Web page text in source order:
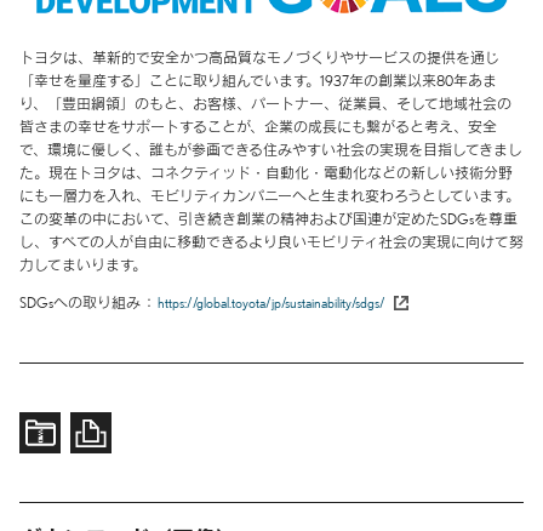
トヨタは、革新的で安全かつ高品質なモノづくりやサービスの提供を通じ
「幸せを量産する」ことに取り組んでいます。1937年の創業以来80年あま
り、「豊田綱領」のもと、お客様、パートナー、従業員、そして地域社会の
皆さまの幸せをサポートすることが、企業の成長にも繋がると考え、安全
で、環境に優しく、誰もが参画できる住みやすい社会の実現を目指してきまし
た。現在トヨタは、コネクティッド・自動化・電動化などの新しい技術分野
にも一層力を入れ、モビリティカンパニーへと生まれ変わろうとしています。
この変革の中において、引き続き創業の精神および国連が定めたSDGsを尊重
し、すべての人が自由に移動できるより良いモビリティ社会の実現に向けて努
力してまいります。
SDGsへの取り組み https://global.toyota/jp/sustainability/sdgs/